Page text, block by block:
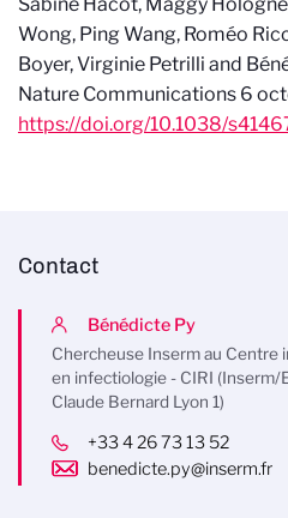
Wong, Ping Wang, Roméo
Boyer, Virginie Petrilli and
Nature Communications 6
https://doi.org/10.1038/
Contact
Bénédicte Py
Chercheuse Inserm au Centre
en infectiologie - CIRI (Inserm/
Claude Bernard Lyon 1)
+33 4 26 73 13 52
benedicte.py@inserm.fr